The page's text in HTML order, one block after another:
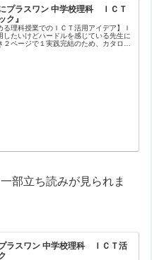
にプラスワン 中学校理科 ＩＣＴ
ク』
る理科授業でのＩＣＴ活用アイデア】Ｉ
したいけどハードルを感じている先生に
２ページで１実践完結のため、カタログ
部立ち読みが見られま
ラスワン 中学校理科 ＩＣＴ活